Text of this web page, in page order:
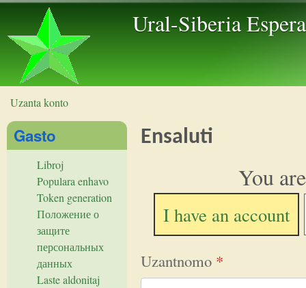
Ural-Siberia
Vi estas ĉi tie
Uzanta konto
Ensaluti
You
I have an account
Uzantnomo *
Gasto
Libroj
Populara enhavo
Token generation
Положение о
защите
персональных
данных
Laste aldonitaj